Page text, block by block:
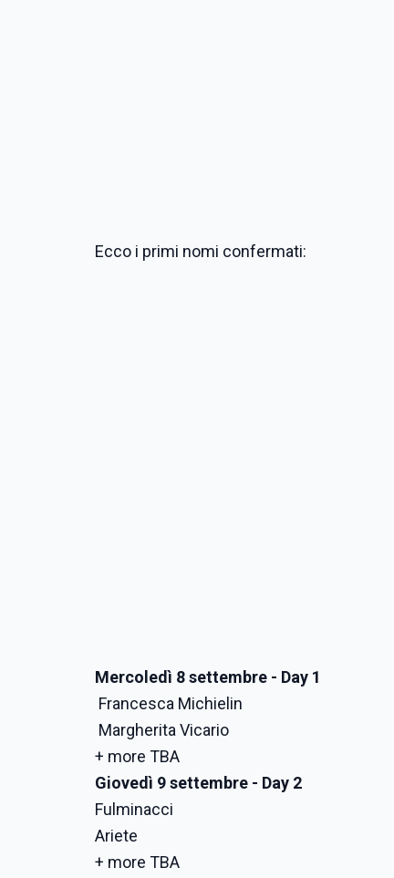
Ecco i primi nomi confermati:
Mercoledì 8 settembre - Day 1
Francesca Michielin
Margherita Vicario
+ more TBA
Giovedì 9 settembre - Day 2
Fulminacci
Ariete
+ more TBA